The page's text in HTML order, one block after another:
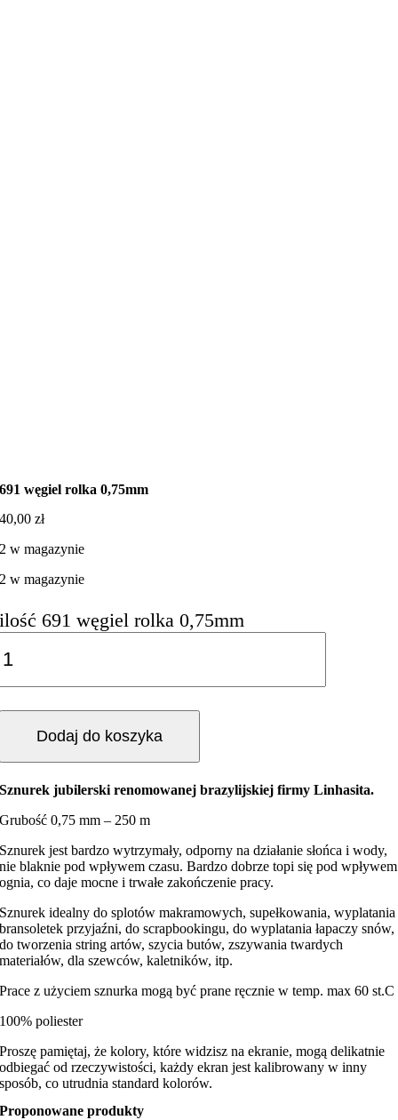
691 węgiel rolka 0,75mm
40,00zł
2 w magazynie
2 w magazynie
ilość 691 węgiel rolka 0,75mm
Dodaj do koszyka
Sznurek jubilerski renomowanej brazylijskiej firmy Linhasita.
Grubość 0,75 mm – 250 m
Sznurek jest bardzo wytrzymały, odporny na działanie słońca i wody,
nie blaknie pod wpływem czasu. Bardzo dobrze topi się pod wpływem
ognia, co daje mocne i trwałe zakończenie pracy.
Sznurek idealny do splotów makramowych, supełkowania, wyplatania
bransoletek przyjaźni, do scrapbookingu, do wyplatania łapaczy snów,
do tworzenia string artów, szycia butów, zszywania twardych
materiałów, dla szewców, kaletników, itp.
Prace z użyciem sznurka mogą być prane ręcznie w temp. max 60 st.C
100% poliester
Proszę pamiętaj, że kolory, które widzisz na ekranie, mogą delikatnie
odbiegać od rzeczywistości, każdy ekran jest kalibrowany w inny
sposób, co utrudnia standard kolorów.
Proponowane produkty